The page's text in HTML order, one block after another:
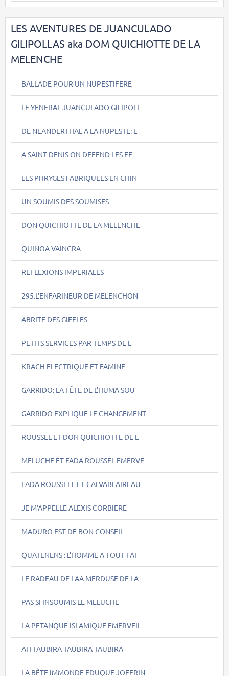
LES AVENTURES DE JUANCULADO
GILIPOLLAS aka DOM QUICHIOTTE DE LA
MELENCHE
BALLADE POUR UN NUPESTIFERE
LE YENERAL JUANCULADO GILIPOLL
DE NEANDERTHAL A LA NUPESTE: L
A SAINT DENIS ON DEFEND LES FE
LES PHRYGES FABRIQUEES EN CHIN
UN SOUMIS DES SOUMISES
DON QUICHIOTTE DE LA MELENCHE
QUINOA VAINCRA
REFLEXIONS IMPERIALES
295.L'ENFARINEUR DE MELENCHON
ABRITE DES GIFFLES
PETITS SERVICES PAR TEMPS DE L
KRACH ELECTRIQUE ET FAMINE
GARRIDO: LA FÊTE DE L'HUMA SOU
GARRIDO EXPLIQUE LE CHANGEMENT
ROUSSEL ET DON QUICHIOTTE DE L
MELUCHE ET FADA ROUSSEL EMERVE
FADA ROUSSEEL ET CALVABLAIREAU
JE M'APPELLE ALEXIS CORBIERE
MADURO EST DE BON CONSEIL
QUATENENS : L'HOMME A TOUT FAI
LE RADEAU DE LAA MERDUSE DE LA
PAS SI INSOUMIS LE MELUCHE
LA PETANQUE ISLAMIQUE EMERVEIL
AH TAUBIRA TAUBIRA TAUBIRA
LA BÊTE IMMONDE EDUQUE JOFFRIN